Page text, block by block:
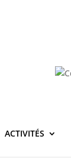
ACTIVITÉS